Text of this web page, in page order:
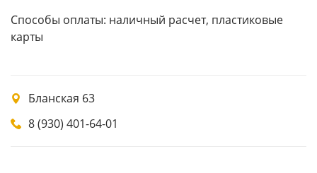
Способы оплаты: наличный расчет, пластиковые
карты
Бланская 63
8 (930) 401-64-01